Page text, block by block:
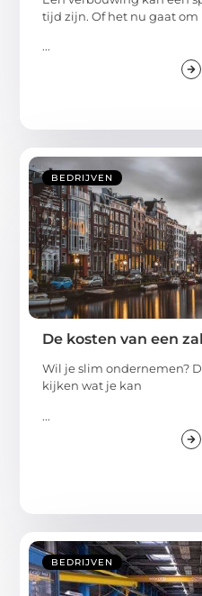
tijd zijn. Of het nu gaat om
...
BEDRIJVEN
De kosten van een
Wil je slim ondernemen?
kijken wat je kan
...
BEDRIJVEN